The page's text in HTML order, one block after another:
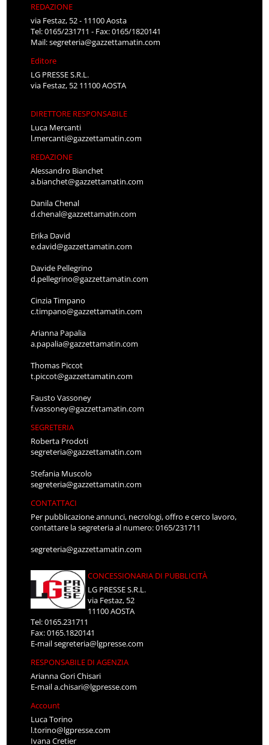
REDAZIONE
via Festaz, 52 - 11100 Aosta
Tel: 0165/231711 - Fax: 0165/1820141
Mail:segreteria@gazzettamatin.com
Editore
LG PRESSE S.R.L.
via Festaz, 52 11100 AOSTA
DIRETTORE RESPONSABILE
Luca Mercanti
l.mercanti@gazzettamatin.com
REDAZIONE
Alessandro Bianchet
a.bianchet@gazzettamatin.com
Danila Chenal
d.chenal@gazzettamatin.com
Erika David
e.david@gazzettamatin.com
Davide Pellegrino
d.pellegrino@gazzettamatin.com
Cinzia Timpano
c.timpano@gazzettamatin.com
Arianna Papalia
a.papalia@gazzettamatin.com
Thomas Piccot
t.piccot@gazzettamatin.com
Fausto Vassoney
f.vassoney@gazzettamatin.com
SEGRETERIA
Roberta Prodoti
segreteria@gazzettamatin.com
Stefania Muscolo
segreteria@gazzettamatin.com
CONTATTACI
Per pubblicazione annunci, necrologi, offro e cerco lavoro,
contattare la segreteria al numero: 0165/231711
segreteria@gazzettamatin.com
CONCESSIONARIA DI PUBBLICITÀ
LG PRESSE S.R.L.
via Festaz, 52
11100 AOSTA
Tel: 0165.231711
Fax: 0165.1820141
E-mailsegreteria@lgpresse.com
RESPONSABILE DI AGENZIA
Arianna Gori Chisari
E-maila.chisari@lgpresse.com
Account
Luca Torino
l.torino@lgpresse.com
Ivana Cretier